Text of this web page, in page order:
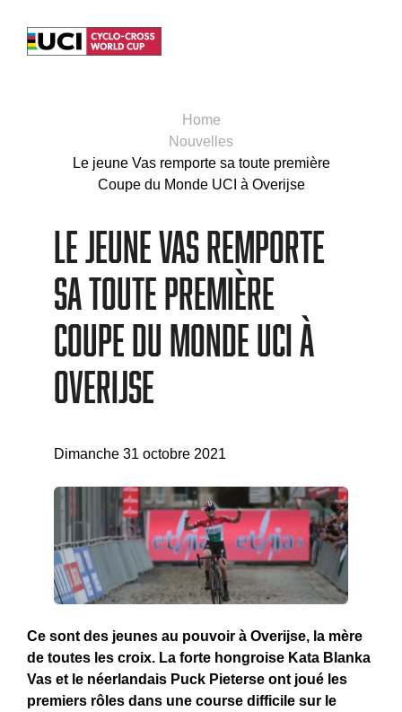
Home
Nouvelles
Le jeune Vas remporte sa toute première
Coupe du Monde UCI à Overijse
Le jeune Vas remporte
sa toute première
Coupe du Monde UCI à
Overijse
Dimanche 31 octobre 2021
Ce sont des jeunes au pouvoir à Overijse, la mère
de toutes les croix. La forte hongroise Kata Blanka
Vas et le néerlandais Puck Pieterse ont joué les
premiers rôles dans une course difficile sur le